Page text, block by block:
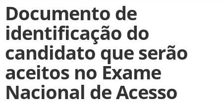
Documento de
identificação do
candidato que serão
aceitos no Exame
Nacional de Acesso